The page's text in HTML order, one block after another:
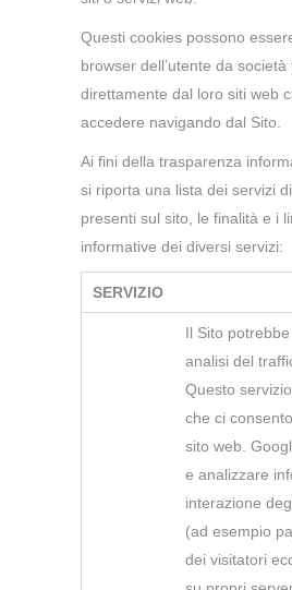
Questi cookies possono
browser dell’utente da società
direttamente dal loro siti web
accedere navigando dal Sito.
Ai fini della trasparenza
si riporta una lista dei servizi
presenti sul sito, le finalità e i
informative dei diversi servizi:
SERVIZIO
Il Sito
analisi del
Questo
che ci
sito web.
e analizzare
interazione
(ad esempio
dei visitatori